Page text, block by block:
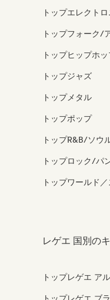
トップエレクト
トップフォーク/
トップヒップホ
トップジャズ
トップメタル
トップポップ
トップR&B/ソウ
トップロック/パ
トップワールド
レゲエ 国別の
トップレゲエ ア